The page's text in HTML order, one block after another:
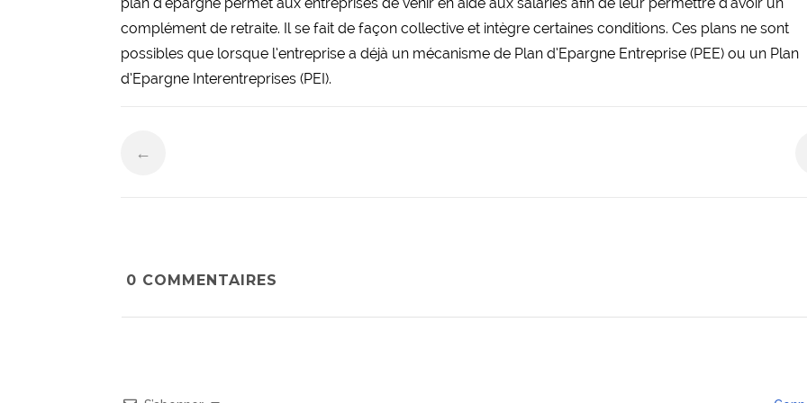
complément de retraite. Il se fait de façon collective et intègre certaines conditions. Ces plans ne sont
possibles que lorsque l’entreprise a déjà un mécanisme de Plan d’Epargne Entreprise (PEE) ou un Plan
d’Epargne Interentreprises (PEI).
←
0 COMMENTAIRES